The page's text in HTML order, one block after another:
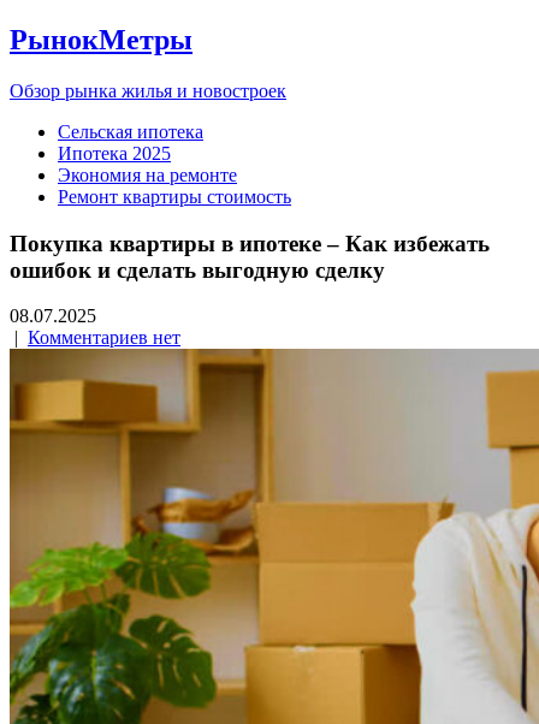
РынокМетры
Обзор рынка жилья и новостроек
Сельская ипотека
Ипотека 2025
Экономия на ремонте
Ремонт квартиры стоимость
Покупка квартиры в ипотеке – Как избежать
ошибок и сделать выгодную сделку
08.07.2025
| Комментариев нет